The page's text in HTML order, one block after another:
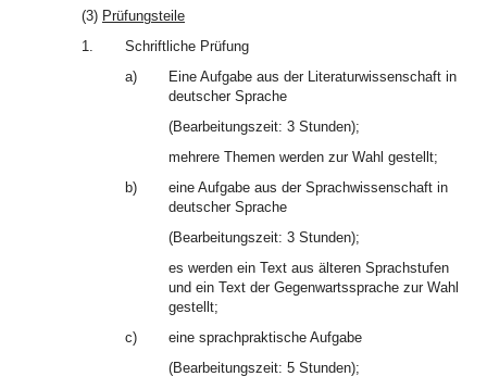
(3) Prüfungsteile
1.
Schriftliche Prüfung
a)
Eine Aufgabe aus der Literaturwissenschaft in
deutscher Sprache
(Bearbeitungszeit: 3 Stunden);
mehrere Themen werden zur Wahl gestellt;
b)
eine Aufgabe aus der Sprachwissenschaft in
deutscher Sprache
(Bearbeitungszeit: 3 Stunden);
es werden ein Text aus älteren Sprachstufen
und ein Text der Gegenwartssprache zur Wahl
gestellt;
c)
eine sprachpraktische Aufgabe
(Bearbeitungszeit: 5 Stunden);